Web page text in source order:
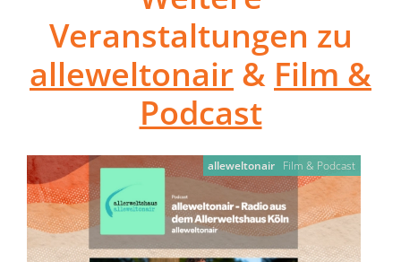
Veranstaltungen zu
alleweltonair & Film &
Podcast
alleweltonair Film & Podcast